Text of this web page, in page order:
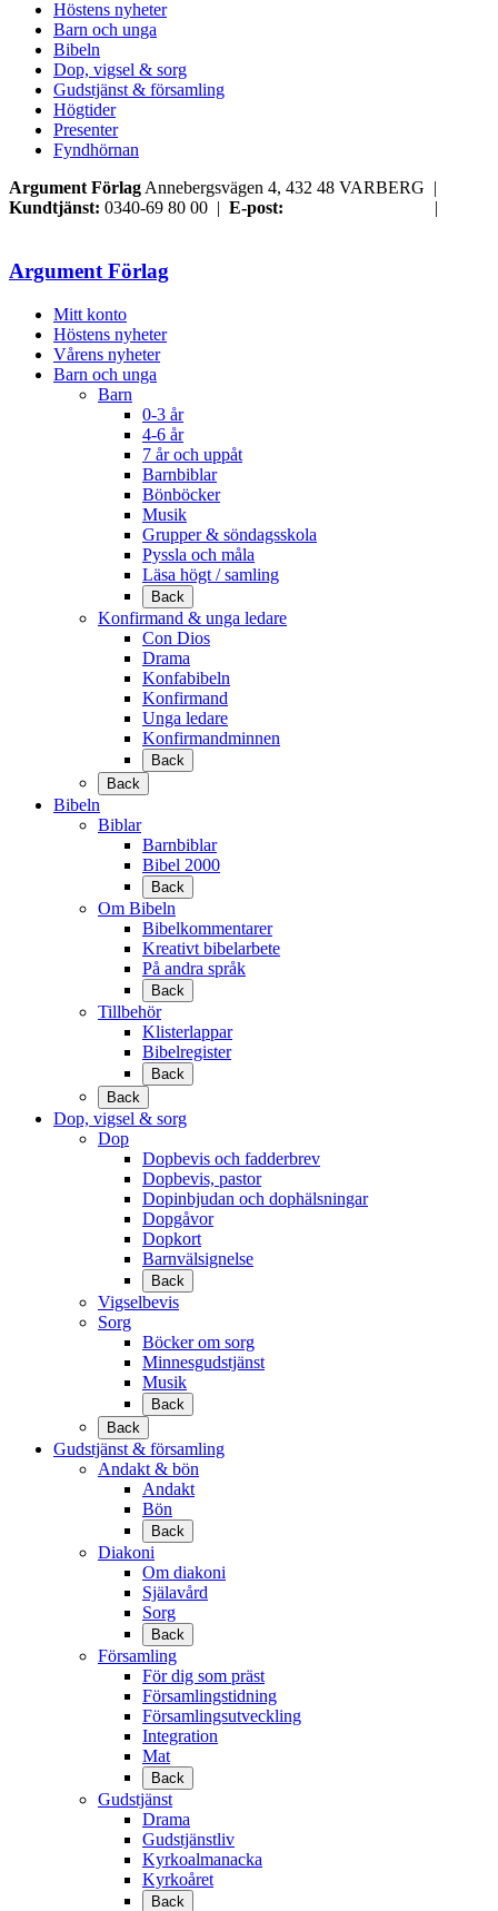
Höstens nyheter
Barn och unga
Bibeln
Dop, vigsel & sorg
Gudstjänst & församling
Högtider
Presenter
Fyndhörnan
Argument Förlag Annebergsvägen 4, 432 48 VARBERG |
Kundtjänst: 0340-69 80 00 | E-post:
|
Argument Förlag
Mitt konto
Höstens nyheter
Vårens nyheter
Barn och unga
Barn
0-3 år
4-6 år
7 år och uppåt
Barnbiblar
Bönböcker
Musik
Grupper & söndagsskola
Pyssla och måla
Läsa högt / samling
Back
Konfirmand & unga ledare
Con Dios
Drama
Konfabibeln
Konfirmand
Unga ledare
Konfirmandminnen
Back
Back
Bibeln
Biblar
Barnbiblar
Bibel 2000
Back
Om Bibeln
Bibelkommentarer
Kreativt bibelarbete
På andra språk
Back
Tillbehör
Klisterlappar
Bibelregister
Back
Back
Dop, vigsel & sorg
Dop
Dopbevis och fadderbrev
Dopbevis, pastor
Dopinbjudan och dophälsningar
Dopgåvor
Dopkort
Barnvälsignelse
Back
Vigselbevis
Sorg
Böcker om sorg
Minnesgudstjänst
Musik
Back
Back
Gudstjänst & församling
Andakt & bön
Andakt
Bön
Back
Diakoni
Om diakoni
Själavård
Sorg
Back
Församling
För dig som präst
Församlingstidning
Församlingsutveckling
Integration
Mat
Back
Gudstjänst
Drama
Gudstjänstliv
Kyrkoalmanacka
Kyrkoåret
Back